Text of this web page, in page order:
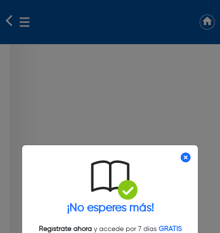
¡No esperes más!
Regístrate ahoray accede por 7 días GRATIS